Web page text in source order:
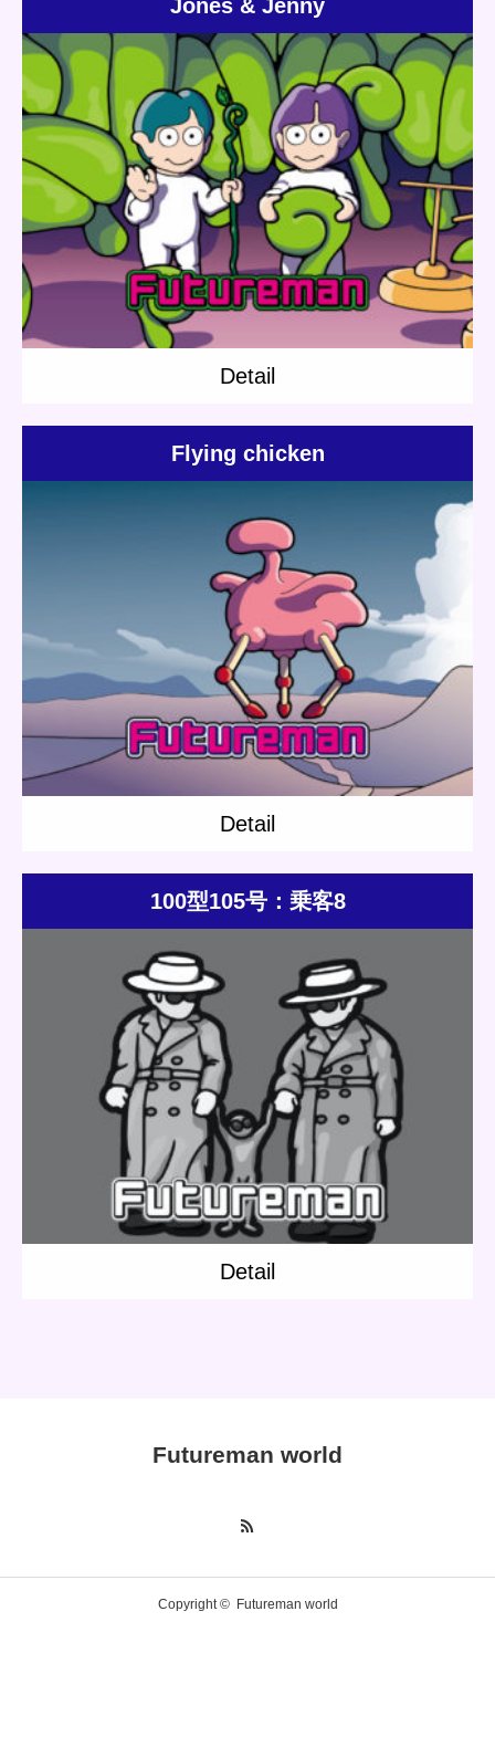
Jones & Jenny
Update:2018.11.22
Category:Jenny Jones Short story Planet Travel
Detail
Detail
Flying chicken
Update:2018.12.09
Short story Planet Travel
Detail
Detail
100型105号：乗客8
Update: 2021.06.14
Category:Others Short story Sinsaibashi Station
Detail
Detail
Futureman world
Copyright © Futureman world